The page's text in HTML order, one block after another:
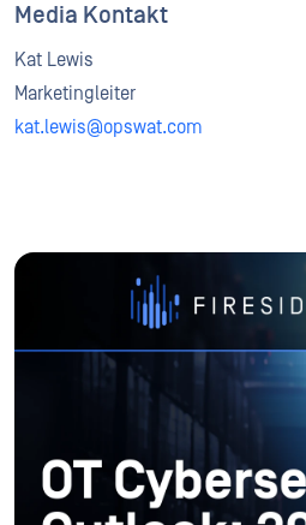
Media Kontakt
Kat Lewis
Marketingleiter
kat.lewis@opswat.com